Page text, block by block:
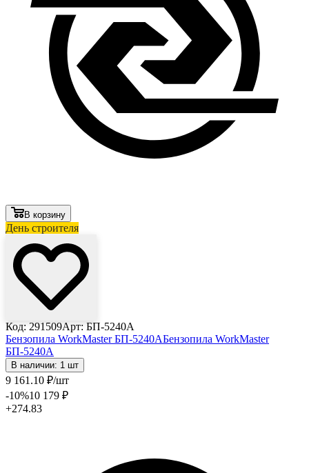
В корзину
День строителя
Код: 291509Арт: БП-5240А
Бензопила WorkMaster БП-5240АБензопила WorkMaster
БП-5240А
В наличии: 1 шт
9 161 .10 ₽/шт
-10%10 179 ₽
+274.83